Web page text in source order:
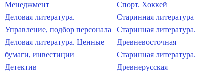
Менеджмент
Деловая литература.
Управление, подбор персонала
Деловая литература. Ценные
бумаги, инвестиции
Детектив
Спорт. Хоккей
Старинная литература
Старинная литература.
Древневосточная
Старинная литература.
Древнерусская